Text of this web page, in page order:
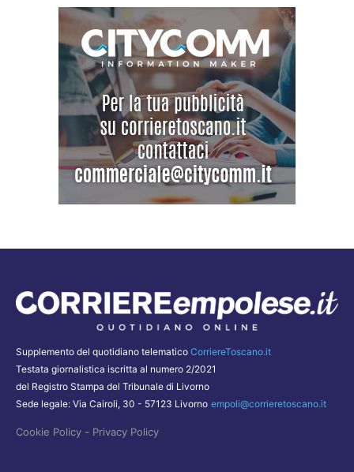
Supplemento del quotidiano telematico CorriereToscano.it
Testata giornalistica iscritta al numero 2/2021
del Registro Stampa del Tribunale di Livorno
Sede legale: Via Cairoli, 30 - 57123 Livorno empoli@corrieretoscano.it
Cookie Policy - Privacy Policy